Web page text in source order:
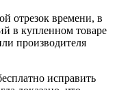
отрезок времени, в
в купленном товаре
производителя
исправить